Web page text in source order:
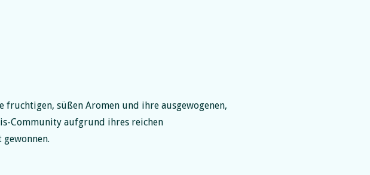
süßen Aromen und ihre ausgewogenen,
Community aufgrund ihres reichen